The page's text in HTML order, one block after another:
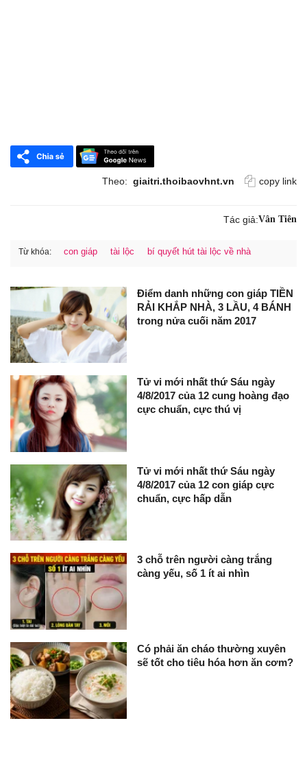
Theo: giaitri.thoibaovhnt.vn copy link
Tác giả:Vân Tiên
Từ khóa: con giáp tài lộc bí quyết hút tài lộc về nhà
Điểm danh những con giáp TIỀN
RẢI KHẮP NHÀ, 3 LẦU, 4 BÁNH
trong nửa cuối năm 2017
Tử vi mới nhất thứ Sáu ngày
4/8/2017 của 12 cung hoàng đạo
cực chuẩn, cực thú vị
Tử vi mới nhất thứ Sáu ngày
4/8/2017 của 12 con giáp cực
chuẩn, cực hấp dẫn
3 chỗ trên người càng trắng
càng yếu, số 1 ít ai nhìn
Có phải ăn cháo thường xuyên
sẽ tốt cho tiêu hóa hơn ăn cơm?